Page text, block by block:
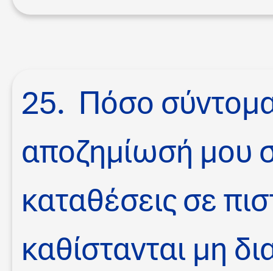
25. Πόσο
αποζημίωσή μου
καταθέσεις σε
καθίστανται μη